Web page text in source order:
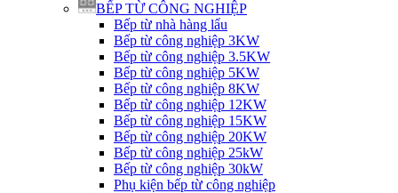
BẾP TỪ CÔNG NGHIỆP
Bếp từ nhà hàng lẩu
Bếp từ công nghiệp 3KW
Bếp từ công nghiệp 3.5KW
Bếp từ công nghiệp 5KW
Bếp từ công nghiệp 8KW
Bếp từ công nghiệp 12KW
Bếp từ công nghiệp 15KW
Bếp từ công nghiệp 20KW
Bếp từ công nghiệp 25kW
Bếp từ công nghiệp 30kW
Phụ kiện bếp từ công nghiệp